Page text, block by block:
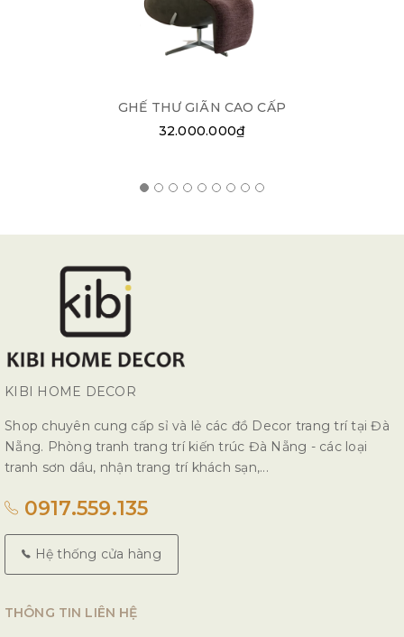
GHẾ THƯ GIÃN CAO CẤP
32.000.000₫
KIBI HOME DECOR
Shop chuyên cung cấp sỉ và lẻ các đồ Decor trang trí tại Đà
Nẵng. Phòng tranh trang trí kiến trúc Đà Nẵng - các loại
tranh sơn dầu, nhận trang trí khách sạn,...
0917.559.135
Hệ thống cửa hàng
THÔNG TIN LIÊN HỆ